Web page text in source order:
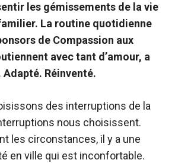
les gémissements de la vie
La routine quotidienne
de Compassion aux
avec tant d’amour, a
Réinventé.
des interruptions de la
nous choisissent.
les circonstances, il y a une
en ville qui est inconfortable.